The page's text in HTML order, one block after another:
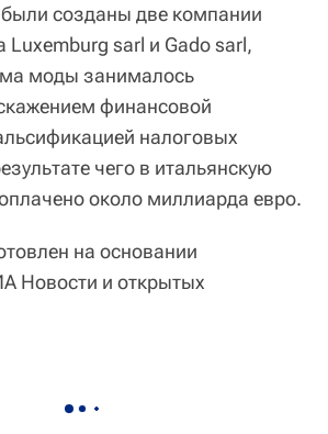
созданы две компании
Luxemburg sarl и Gado sarl,
моды занималось
финансовой
налоговых
чего в итальянскую
около миллиарда евро.
на основании
Новости и открытых